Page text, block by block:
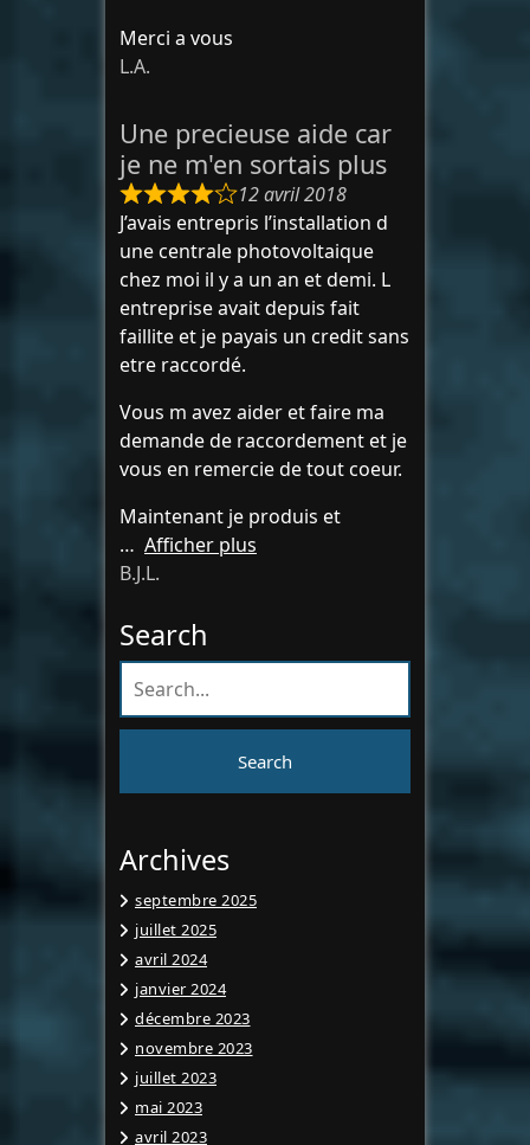
Merci a vous
L.A.
Une precieuse aide car
je ne m'en sortais plus
12 avril 2018
J’avais entrepris l’installation d
une centrale photovoltaique
chez moi il y a un an et demi. L
entreprise avait depuis fait
faillite et je payais un credit sans
etre raccordé.
Vous m avez aider et faire ma
demande de raccordement et je
vous en remercie de tout coeur.
Maintenant je produis et
Afficher plus
B.J.L.
Search
Archives
septembre 2025
juillet 2025
avril 2024
janvier 2024
décembre 2023
novembre 2023
juillet 2023
mai 2023
avril 2023